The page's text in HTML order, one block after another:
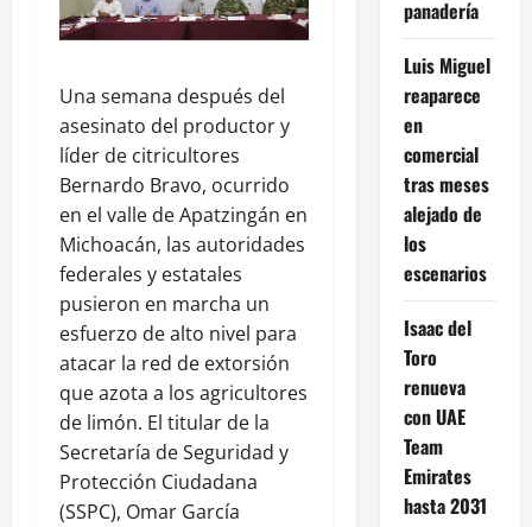
Una semana después del
asesinato del productor y
líder de citricultores
Bernardo Bravo, ocurrido
en el valle de Apatzingán en
Michoacán, las autoridades
federales y estatales
pusieron en marcha un
esfuerzo de alto nivel para
atacar la red de extorsión
que azota a los agricultores
de limón. El titular de la
Secretaría de Seguridad y
Protección Ciudadana
(SSPC), Omar García
panadería
Luis Miguel
reaparece
en
comercial
tras meses
alejado de
los
escenarios
Isaac del
Toro
renueva
con UAE
Team
Emirates
hasta 2031